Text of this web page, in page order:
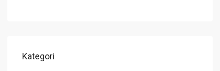
Kategori